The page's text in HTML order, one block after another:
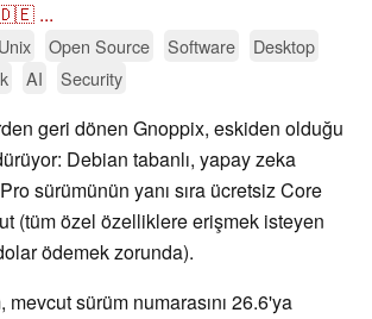
...
Open Source Software
Desktop
AI Security
geri dönen Gnoppix, eskiden olduğu
Debian tabanlı, yapay zeka
sürümünün yanı sıra ücretsiz Core
(tüm özel özelliklere erişmek isteyen
ödemek zorunda).
mevcut sürüm numarasını 26.6'ya